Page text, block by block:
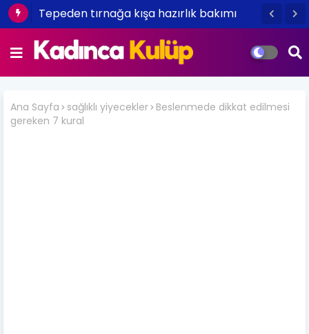
Tepeden tırnağa kışa hazırlık bakımı
Ana Sayfa sağlıklı yiyecekler Beslenmede dikkat edilmesi
gereken 7 kural